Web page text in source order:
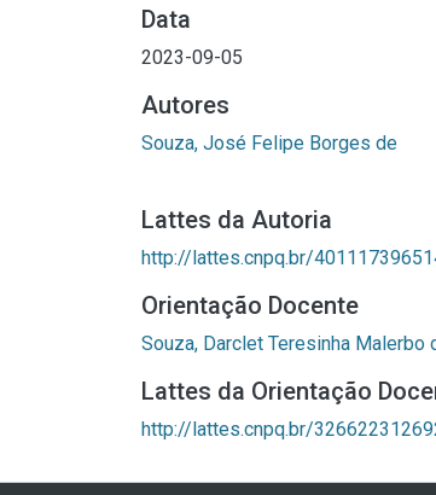
Data
2023-09-05
Autores
Souza, José Felipe Borges de
Lattes da Autoria
http://lattes.cnpq.br/
Orientação Docente
Souza, Darclet Teresinha Malerbo
Lattes da Orientação
http://lattes.cnpq.br/